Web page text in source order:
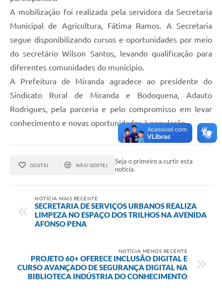
A mobilização foi realizada pela servidora da Secretaria
Municipal de Agricultura, Fátima Ramos. A Secretaria
segue disponibilizando cursos e oportunidades por meio
do secretário Wilson Santos, levando qualificação para
diferentes comunidades do município.
A Prefeitura de Miranda agradece ao presidente do
Sindicato Rural de Miranda e Bodoquena, Adauto
Rodrigues, pela parceria e pelo compromisso em levar
conhecimento e novas oportunidades à população.
GOSTEI NÃO GOSTEI
Seja o primeiro a curtir esta
notícia.
NOTÍCIA MAIS RECENTE
SECRETARIA DE SERVIÇOS URBANOS REALIZA
LIMPEZA NO ESPAÇO DOS TRILHOS NA AVENIDA
AFONSO PENA
NOTÍCIA MENOS RECENTE
PROJETO 60+ OFERECE INCLUSÃO DIGITAL E
CURSO AVANÇADO DE SEGURANÇA DIGITAL NA
BIBLIOTECA INDÚSTRIA DO CONHECIMENTO